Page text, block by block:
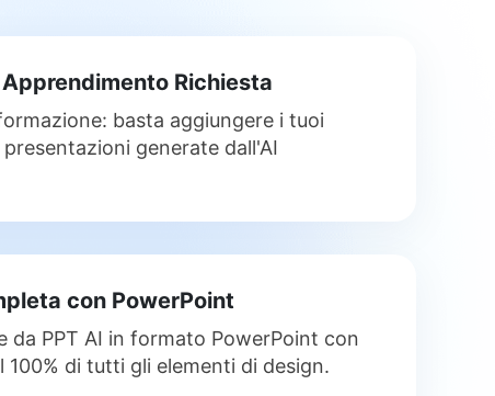
Richiesta
basta aggiungere i tuoi
generate dall'AI
con PowerPoint
da PPT AI in formato PowerPoint con
100% di tutti gli elementi di design.